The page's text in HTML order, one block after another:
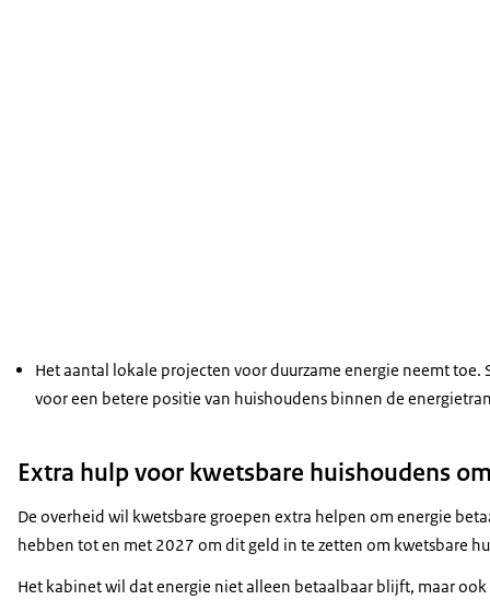
Het aantal lokale projecten voor duurzame energie neemt
voor een betere positie van huishoudens binnen de
Extra hulp voor kwetsbare huishoudens
De overheid wil kwetsbare groepen extra helpen om energie
hebben tot en met 2027 om dit geld in te zetten om kwetsbare
Het kabinet wil dat energie niet alleen betaalbaar blijft, maar